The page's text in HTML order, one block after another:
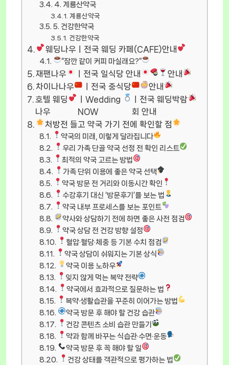
4. 계룡산약국
계룡산약국
5. 건강한약국
건강한약국
웨딩나우ㅣ전국 웨딩 카페(CAFE)안내
“잠깐 같이 커피 마실래요?”
재팬나우 ㅣ전국 일식당 안내
안내
차이나나우
ㅣ전국 중식당
안내
호텔 웨딩
나우
ㅣWedding
NOW
ㅣ전국 웨딩박람
회 안내
처방전 들고 약국 가기 전에 확인할 점
약국의 미래, 이렇게 달라집니다
우리 가족 단골 약국 선정 전 확인 리스트
최적의 약국 고르는 방법
가족 단위 이용에 좋은 약국 선택
약국 방문 전 거리와 이동시간 확인
수강후기 대신 ‘방문후기’를 보는 법
약국 내부 프로세스를 보는 포인트
약사와 상담하기 전에 하면 좋은 사전 점검
약국 상담 전 건강 방향 설정
혈압·혈당·체중 등 기본 수치 점검
약국 상담이 쉬워지는 기본 상식
약국 이용 노하우
잊지 않게 먹는 복약 전략
약국에서 효과적으로 질문하는 법
복약·생활습관을 꾸준히 이어가는 방법
약국 방문 후 해야 할 건강 습관
건강 콘텐츠 소비 습관 만들기
약과 함께 바꾸는 식습관·수면·운동
약국 방문 후 꼭 해야 할 일
건강 상태를 객관적으로 평가하는 법